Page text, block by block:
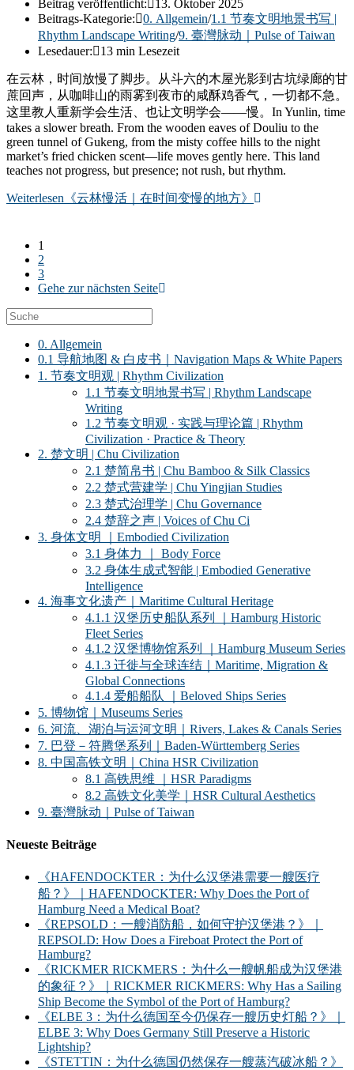
Beitrag veröffentlicht:
13. Oktober 2025
Beitrags-Kategorie:
0. Allgemein/1.1 节奏文明地景书写 |
Rhythm Landscape Writing/9. 臺灣脉动｜Pulse of Taiwan
Lesedauer:
13 min Lesezeit
在云林，时间放慢了脚步。从斗六的木屋光影到古坑绿廊的甘
蔗回声，从咖啡山的雨雾到夜市的咸酥鸡香气，一切都不急。
这里教人重新学会生活、也让文明学会——慢。In Yunlin, time
takes a slower breath. From the wooden eaves of Douliu to the
green tunnel of Gukeng, from the misty coffee hills to the night
market’s fried chicken scent—life moves gently here. This land
teaches not progress, but presence; not rush, but rhythm.
Weiterlesen 《云林慢活｜在时间变慢的地方》
1
2
3
Gehe zur nächsten Seite
0. Allgemein
0.1 导航地图 & 白皮书｜Navigation Maps & White Papers
1. 节奏文明观 | Rhythm Civilization
1.1 节奏文明地景书写 | Rhythm Landscape
Writing
1.2 节奏文明观 · 实践与理论篇 | Rhythm
Civilization · Practice & Theory
2. 楚文明 | Chu Civilization
2.1 楚简帛书 | Chu Bamboo & Silk Classics
2.2 楚式营建学 | Chu Yingjian Studies
2.3 楚式治理学 | Chu Governance
2.4 楚辞之声 | Voices of Chu Ci
3. 身体文明 ｜Embodied Civilization
3.1 身体力 ｜ Body Force
3.2 身体生成式智能 | Embodied Generative
Intelligence
4. 海事文化遗产｜Maritime Cultural Heritage
4.1.1 汉堡历史船队系列 ｜Hamburg Historic
Fleet Series
4.1.2 汉堡博物馆系列 ｜Hamburg Museum Series
4.1.3 迁徙与全球连结｜Maritime, Migration &
Global Connections
4.1.4 爱船船队 ｜Beloved Ships Series
5. 博物馆｜Museums Series
6. 河流、湖泊与运河文明｜Rivers, Lakes & Canals Series
7. 巴登－符腾堡系列｜Baden-Württemberg Series
8. 中国高铁文明｜China HSR Civilization
8.1 高铁思维 ｜HSR Paradigms
8.2 高铁文化美学｜HSR Cultural Aesthetics
9. 臺灣脉动｜Pulse of Taiwan
Neueste Beiträge
《HAFENDOCKTER：为什么汉堡港需要一艘医疗
船？》｜HAFENDOCKTER: Why Does the Port of
Hamburg Need a Medical Boat?
《REPSOLD：一艘消防船，如何守护汉堡港？》｜
REPSOLD: How Does a Fireboat Protect the Port of
Hamburg?
《RICKMER RICKMERS：为什么一艘帆船成为汉堡港
的象征？》｜RICKMER RICKMERS: Why Has a Sailing
Ship Become the Symbol of the Port of Hamburg?
《ELBE 3：为什么德国至今仍保存一艘历史灯船？》｜
ELBE 3: Why Does Germany Still Preserve a Historic
Lightship?
《STETTIN：为什么德国仍然保存一艘蒸汽破冰船？》